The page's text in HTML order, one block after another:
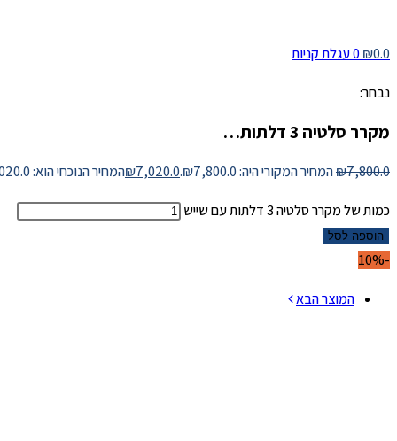
₪0.0
0 עגלת קניות
נבחר:
מקרר סלטיה 3 דלתות…
₪7,800.0 המחיר המקורי היה: ₪7,800.0. ₪7,020.0 המחיר הנוכחי הוא: ₪7,020.0.
כמות של מקרר סלטיה 3 דלתות עם שייש
הוספה לסל
המוצר הבא